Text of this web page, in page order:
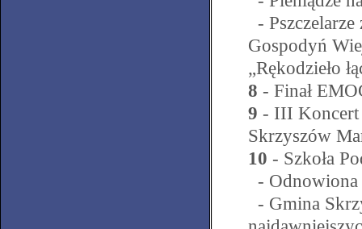
-
Gospodyń
„Rękodzieło
8 - Finał
9 - III Koncert
Skrzyszów
10 - Szkoła
- Odnowiona
- Gmina